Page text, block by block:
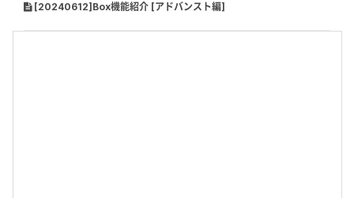
[20240612]Box機能紹介 [アドバンスト編]